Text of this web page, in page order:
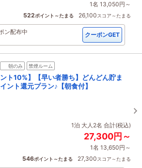
1名 13,050円～
522ポイント～たまる 26,100スコア～たまる
ン配布中 クーポンGET
朝のみ 禁煙ルーム
ント10%】【早い者勝ち】どんどん貯ま
ント還元プラン♪【朝食付】
1泊 大人2名 合計(税込)
27,300円～
1名 13,650円～
546ポイント～たまる 27,300スコア～たまる